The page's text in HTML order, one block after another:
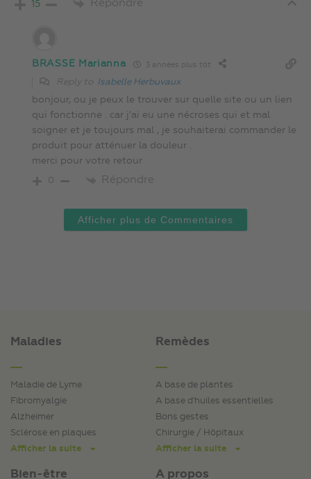
15 Répondre
BRASSE Marianna 3 années plus tôt
Reply to Isabelle Herbuvaux
bonjour, ou je peux le trouver sur quelle site ou un lien
qui fonctionne . car j’ai eu une nécroses qui et mal
soigner et je toujours mal , je souhaiterai commander le
produit pour atténuer la douleur .
merci pour votre retour
0 Répondre
Afficher plus de Commentaires
Maladies
Maladie de Lyme
Fibromyalgie
Alzheimer
Sclérose en plaques
Afficher la suite
Bien-être
Remèdes
A base de plantes
A base d'huiles essentielles
Bons gestes
Chirurgie / Hôpitaux
Afficher la suite
A propos